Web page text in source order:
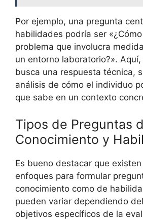
Por ejemplo, una pregunta
habilidades podría ser
problema que involucra
un entorno laboratorio?».
busca una respuesta técnica,
análisis de cómo el individuo
que sabe en un contexto
Tipos de Preguntas
Conocimiento y
Es bueno destacar que
enfoques para formular
conocimiento como de
pueden variar dependiendo
objetivos específicos de la